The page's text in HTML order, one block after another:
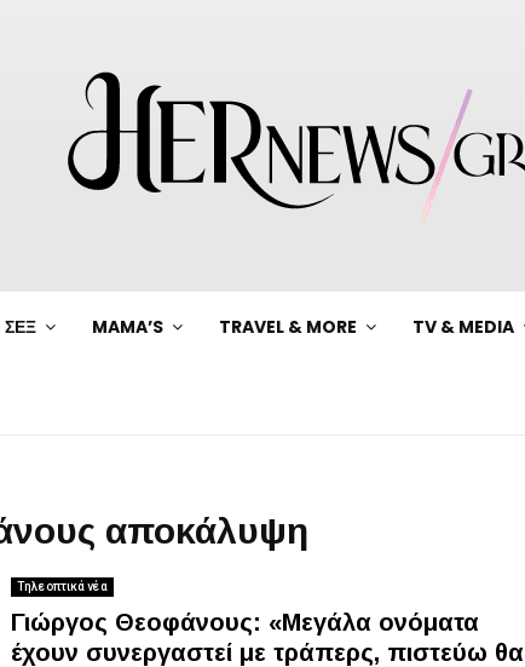
ΣΕΞ MAMA’S TRAVEL & MORE TV & MEDIA
αποκάλυψη
Τηλεοπτικά νέα
Γιώργος Θεοφάνους: «Μεγάλα ονόματα
έχουν συνεργαστεί με τράπερς, πιστεύω θα